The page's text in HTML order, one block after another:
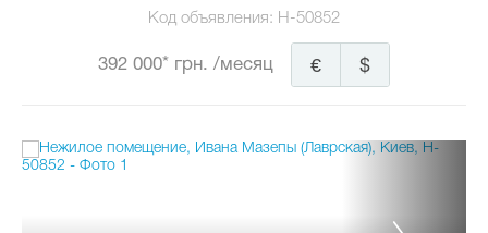
Код объявления: H-50852
392 000* грн. /месяц $
€